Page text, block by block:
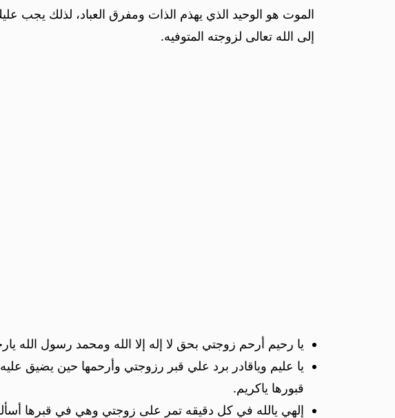
الموت هو الوحيد الذي يهذم الذات ومفرق العباد، لذلك يجب
إلى الله تعالى لزوجته المتوفيه.
يا رحيم أرحم زوجتي بحق لا إله إلا الله ومحمد رسول الله
يا عليم وياقادر برد علي قبر رزوجتي وأرحمها حين يضيق
قبورها ياكريم.
إلهي يالله في كل دقيقه تمر على زوجتي وهي في قبرها